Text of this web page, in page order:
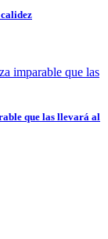
que las llevará al